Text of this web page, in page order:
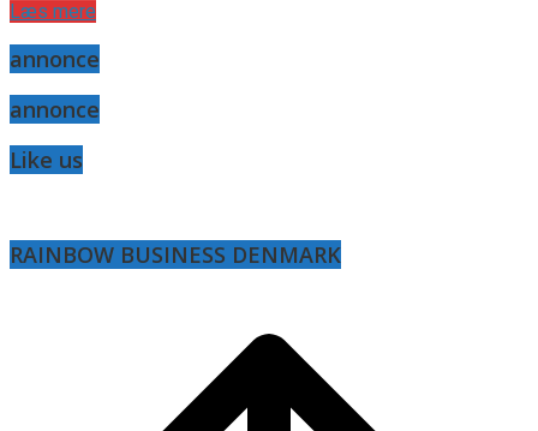
Læs mere
annonce
annonce
Like us
RAINBOW BUSINESS DENMARK